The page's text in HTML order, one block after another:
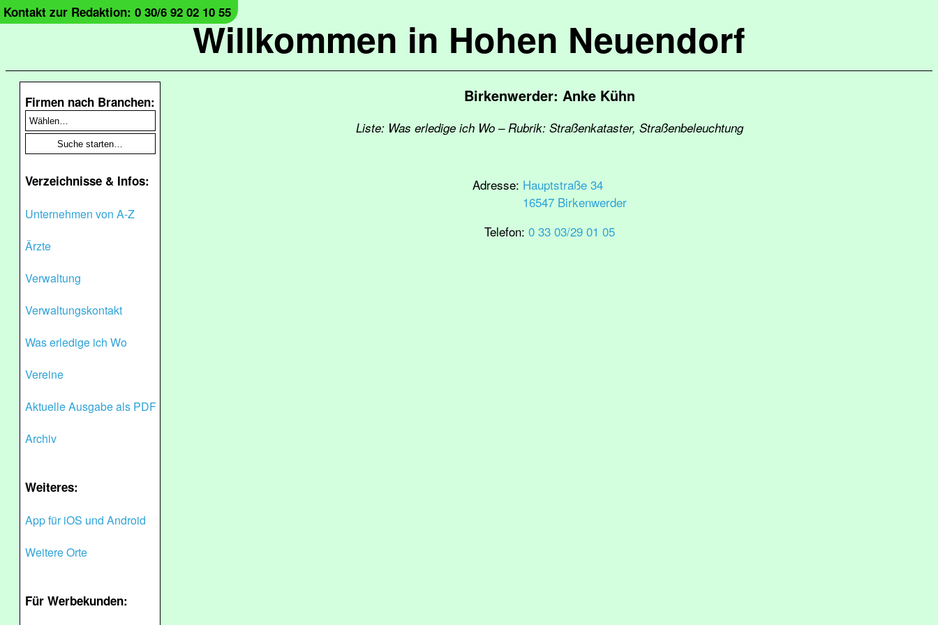
Willkommen in Hohen Neuendorf
Kontakt zur Redaktion: 0 30/6 92 02 10 55
Firmen nach Branchen:
Verzeichnisse & Infos:
Unternehmen von A-Z
Ärzte
Verwaltung
Verwaltungskontakt
Was erledige ich Wo
Vereine
Aktuelle Ausgabe als PDF
Archiv
Weiteres:
App für iOS und Android
Weitere Orte
Für Werbekunden:
Birkenwerder: Anke Kühn
Liste: Was erledige ich Wo – Rubrik: Straßenkataster, Straßenbeleuchtung
Adresse: Hauptstraße 34
16547 Birkenwerder
Telefon: 0 33 03/29 01 05